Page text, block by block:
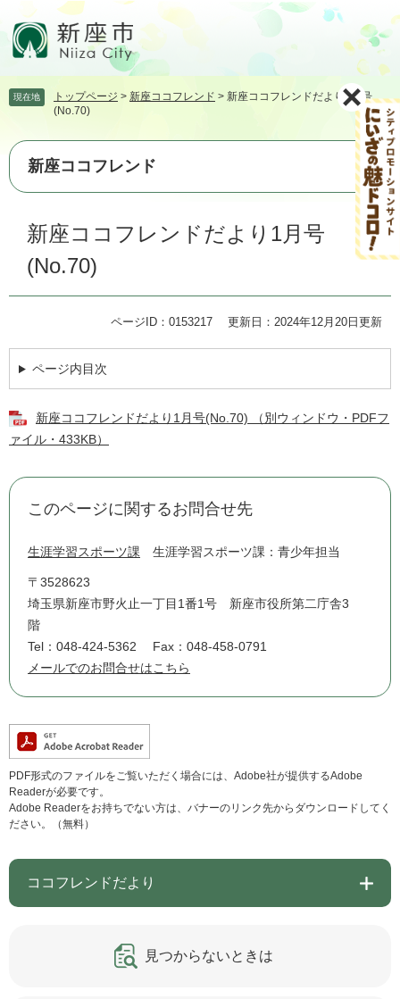
頭
す。
飛
て
本
現在地 トップページ > 新座ココフレンド > 新座ココフレンドだより1月号
(No.70)
新座ココフレンド
新座ココフレンドだより1月号
(No.70)
ページID：0153217 更新日：2024年12月20日更新
ページ内目次
新座ココフレンドだより1月号(No.70) （別ウィンドウ・PDFフ
ァイル・433KB）
このページに関するお問合せ先
生涯学習スポーツ課 生涯学習スポーツ課：青少年担当
〒3528623
埼玉県新座市野火止一丁目1番1号 新座市役所第二庁舎3
階
Tel：048-424-5362
Fax：048-458-0791
メールでのお問合せはこちら
PDF形式のファイルをご覧いただく場合には、Adobe社が提供するAdobe
Readerが必要です。
Adobe Readerをお持ちでない方は、バナーのリンク先からダウンロードしてく
ださい。（無料）
ココフレンドだより
見つからないときは